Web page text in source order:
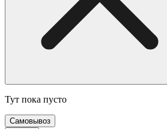
Тут пока пусто
Самовывоз